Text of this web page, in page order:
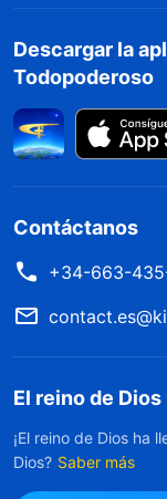
Descargar la
Todopoderoso
Contáctanos
+34-663-
El reino de
¡El reino de Dios ha
Dios? Saber más